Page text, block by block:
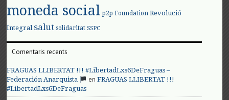
moneda social p2p Foundation Revolució
Integral salut solidaritat SSPC
Comentaris recents
FRAGUAS LLIBERTAT !!! #LibertadLxs6DeFraguas –
Federación Anarquista
enFRAGUAS LLIBERTAT !!!
#LibertadLxs6DeFraguas